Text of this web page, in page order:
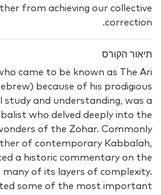
from achieving our collective
correction.
תיאור הקורס
came to be known as The Ari
because of his prodigious
and understanding, was a
who delved deeply into the
of the Zohar. Commonly
of contemporary Kabbalah,
a historic commentary on the
of its layers of complexity.
some of the most important